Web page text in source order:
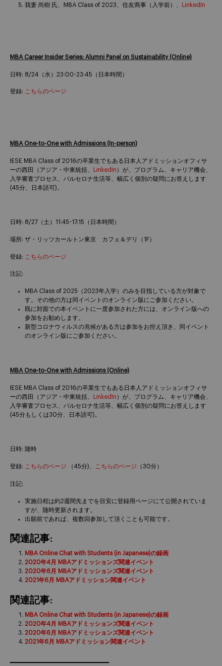
我妻 尚樹 氏、MBA Class of 2023、住友商事（入学前）、
LinkedIn
MBA Career Insider Series: Alumni Panel on Sustainability (Online)
日時: 8/24（水）23:00-23:45（日本時間）
登録: こちらのページ
MBA One-to-One with Admissions (In-person)
IESE MBA Class of 2016の卒業生でもある日本人アドミッションオフィサ
ーの西田（アジア・中東統括、
LinkedIn ）が、プログラム、キャリア機会、
入学審査プロセス、バルセロナ生活等、幅広く個別の疑問にお答えします
(45分、日本語可)。
日時: 8/27（土）11:45-17:15（日本時間）
場所: ザ・リッツカールトン東京 カフェ＆デリ（1F）
登録: こちらのページ
注記:
MBA Class of 2025（2023年入学）のみを目指している方が対象で
す。その他の方は同イベントのオンライン版にご参加ください。
既に対面での本イベントに一度参加された方には、オンライン版への
参加をお勧めします。
新型コロナウィルスの兆候がある方は参加をお控え頂き、同イベント
のオンライン版にご参加ください。
MBA One-to-One with Admissions (Online)
IESE MBA Class of 2016の卒業生でもある日本人アドミッションオフィサ
ーの西田（アジア・中東統括、
LinkedIn ）が、プログラム、キャリア機会、
入学審査プロセス、バルセロナ生活等、幅広く個別の疑問にお答えします
(45分もしくは30分、日本語可)。
日時: 随時
登録: こちらのページ （45分)、 こちらのページ （30分）
注記:
実施日程は約2週間先までを目安に登録用ページにて公開されていま
すが、随時更新されます。
出願前であれば、複数回参加して頂くことも可能です。
関連記事:
MBA Online Chat with Students (in Japanese)の録画
2020年4月 MBAアドミッションズ関連イベント
2020年6月 MBAアドミッションズ関連イベント
2021年6月 MBAアドミッション関連イベント
関連記事:
MBA Online Chat with Students (in Japanese)の録画
2020年4月 MBAアドミッションズ関連イベント
2020年6月 MBAアドミッションズ関連イベント
2021年6月 MBAアドミッション関連イベント